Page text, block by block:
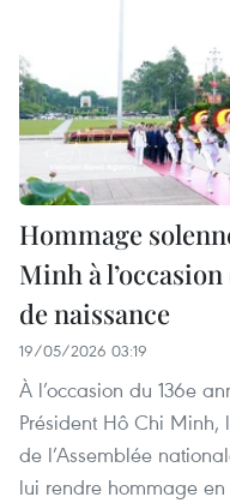
Hommage
Minh à
de naissance
19/05/2026 03:19
À l’occasion du 136e
Président Hô Chi Minh,
de l’Assemblée
lui rendre hommage